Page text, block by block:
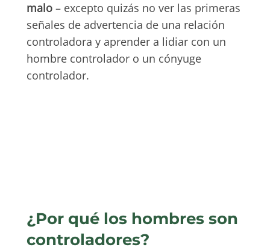
malo– excepto quizás no ver las primeras
señales de advertencia de una relación
controladora y aprender a lidiar con un
hombre controlador o un cónyuge
controlador.
¿Por qué los hombres son
controladores?